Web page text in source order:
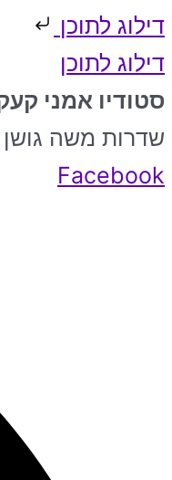
דילוג לתוכן
דילוג לתוכן
סטודיו אמני
שדרות משה גושן 6, קרית מוצקין
Facebook